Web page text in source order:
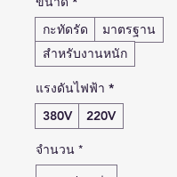
กะทัดรัด
มาตรฐาน
สำหรับงานหนัก
แรงดันไฟฟ้า *
380V
220V
จำนวน *